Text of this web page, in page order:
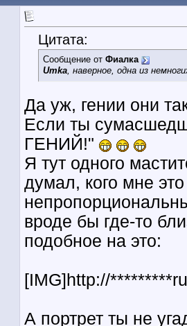
Цитата:
Сообщение от Фиалка
Umka , наверное, одна из
Да уж, гении они
Если ты
ГЕНИЙ!"
Я тут одного
думал, кого мне
вроде бы где-то
подобное на это:
[IMG]http://
А портрет ты не